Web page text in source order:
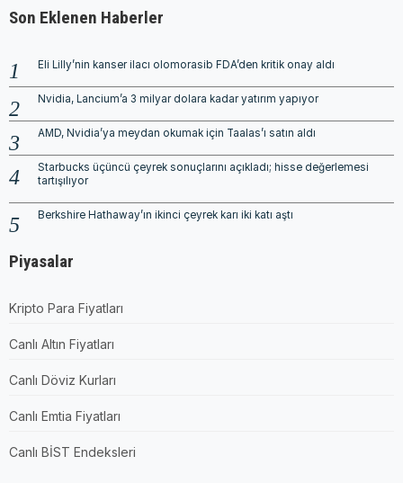
Son Eklenen Haberler
Eli Lilly’nin kanser ilacı olomorasib FDA’den kritik onay aldı
Nvidia, Lancium’a 3 milyar dolara kadar yatırım yapıyor
AMD, Nvidia’ya meydan okumak için Taalas’ı satın aldı
Starbucks üçüncü çeyrek sonuçlarını açıkladı; hisse değerlemesi
tartışılıyor
Berkshire Hathaway’ın ikinci çeyrek karı iki katı aştı
Piyasalar
Kripto Para Fiyatları
Canlı Altın Fiyatları
Canlı Döviz Kurları
Canlı Emtia Fiyatları
Canlı BİST Endeksleri